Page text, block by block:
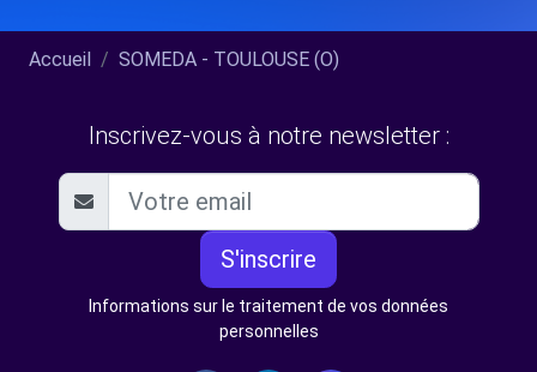
Accueil SOMEDA - TOULOUSE (O)
Inscrivez-vous à notre newsletter :
S'inscrire
Informations sur le traitement de vos données
personnelles